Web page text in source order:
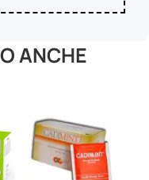
ANCHE